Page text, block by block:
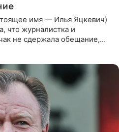
имя — Илья Яцкевич)
что журналистка и
не сдержала обещание,